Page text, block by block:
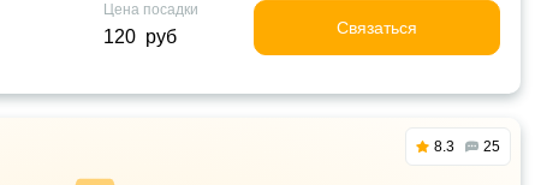
Цена посадки
120 руб Связаться
8.3 25